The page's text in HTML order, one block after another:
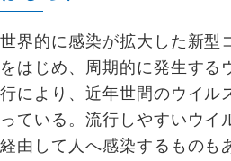
世界的に感染が拡大した新型
をはじめ、周期的に発生する
行により、近年世間のウイル
っている。流行しやすいウイ
経由して人へ感染するものも